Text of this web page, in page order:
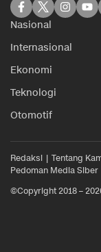
Nasional
Internasional
Ekonomi
Teknologi
Otomotif
Redaksi Tentang
Pedoman Media Siber
©Copyright 2018 –